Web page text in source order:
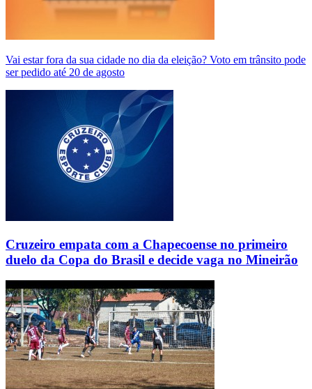
Vai estar fora da sua cidade no dia da eleição? Voto em trânsito pode
ser pedido até 20 de agosto
Cruzeiro empata com a Chapecoense no primeiro
duelo da Copa do Brasil e decide vaga no Mineirão